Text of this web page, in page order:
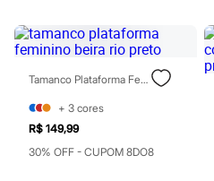
Mindset
Sawary
Moda esportiva
Blusas
Calçados
Leggings
Shorts e Bermudas
Tamanco Plataforma Feminino Beira Rio Preto
+ 3 cores
R$ 149,99
30% OFF - CUPOM 8DO8